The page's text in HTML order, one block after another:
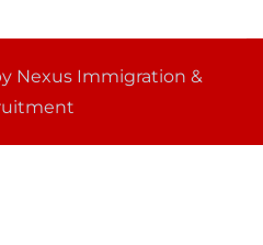
Nexus Immigration &